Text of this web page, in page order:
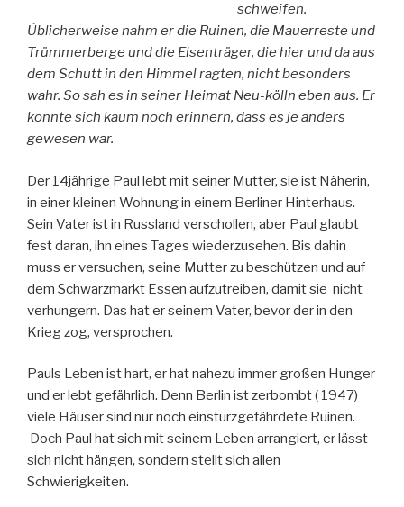
schweifen.
Üblicherweise nahm er die Ruinen, die Mauerreste und
Trümmerberge und die Eisenträger, die hier und da aus
dem Schutt in den Himmel ragten, nicht besonders
wahr. So sah es in seiner Heimat Neu-kölln eben aus. Er
konnte sich kaum noch erinnern, dass es je anders
gewesen war.
Der 14jährige Paul lebt mit seiner Mutter, sie ist Näherin,
in einer kleinen Wohnung in einem Berliner Hinterhaus.
Sein Vater ist in Russland verschollen, aber Paul glaubt
fest daran, ihn eines Tages wiederzusehen. Bis dahin
muss er versuchen, seine Mutter zu beschützen und auf
dem Schwarzmarkt Essen aufzutreiben, damit sie nicht
verhungern. Das hat er seinem Vater, bevor der in den
Krieg zog, versprochen.
Pauls Leben ist hart, er hat nahezu immer großen Hunger
und er lebt gefährlich. Denn Berlin ist zerbombt ( 1947)
viele Häuser sind nur noch einsturzgefährdete Ruinen.
Doch Paul hat sich mit seinem Leben arrangiert, er lässt
sich nicht hängen, sondern stellt sich allen
Schwierigkeiten.